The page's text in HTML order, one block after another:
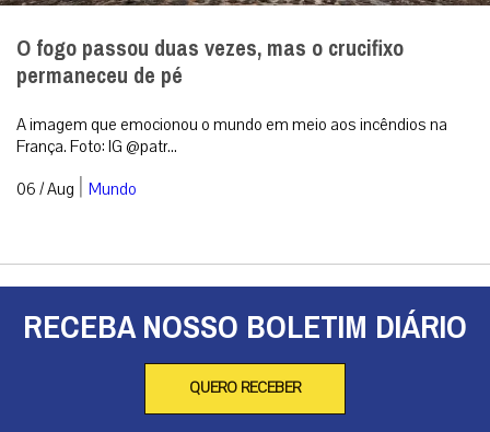
Categorias
Análise
Brasil
Doação